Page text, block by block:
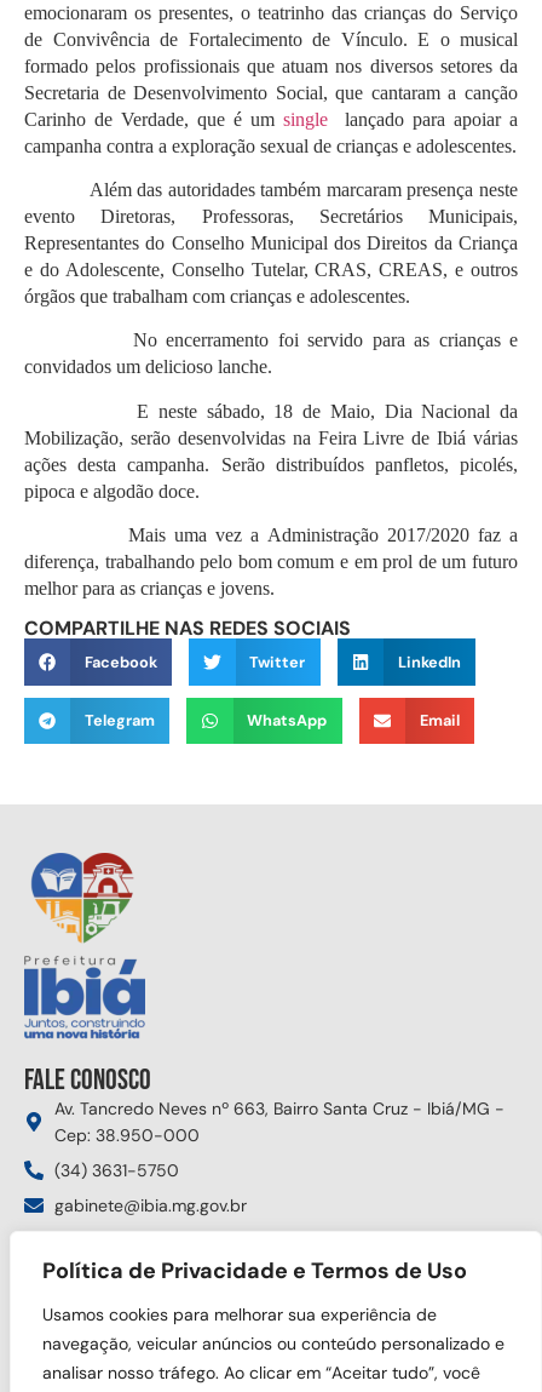
Política de Privacidade e Termos de Uso
Usamos cookies para melhorar sua experiência de
navegação, veicular anúncios ou conteúdo personalizado e
analisar nosso tráfego. Ao clicar em “Aceitar tudo”, você
emocionaram os presentes, o teatrinho das crianças do Serviço
de Convivência de Fortalecimento de Vínculo. E o musical
formado pelos profissionais que atuam nos diversos setores da
Secretaria de Desenvolvimento Social, que cantaram a canção
Carinho de Verdade, que é um single lançado para apoiar a
campanha contra a exploração sexual de crianças e adolescentes.
Além das autoridades também marcaram presença neste
evento Diretoras, Professoras, Secretários Municipais,
Representantes do Conselho Municipal dos Direitos da Criança
e do Adolescente, Conselho Tutelar, CRAS, CREAS, e outros
órgãos que trabalham com crianças e adolescentes.
No encerramento foi servido para as crianças e
convidados um delicioso lanche.
E neste sábado, 18 de Maio, Dia Nacional da
Mobilização, serão desenvolvidas na Feira Livre de Ibiá várias
ações desta campanha. Serão distribuídos panfletos, picolés,
pipoca e algodão doce.
Mais uma vez a Administração 2017/2020 faz a
diferença, trabalhando pelo bom comum e em prol de um futuro
melhor para as crianças e jovens.
COMPARTILHE NAS REDES SOCIAIS
Facebook Twitter LinkedIn
Telegram WhatsApp Email
Fale conosco
Av. Tancredo Neves nº 663, Bairro Santa Cruz - Ibiá/MG -
Cep: 38.950-000
(34) 3631-5750
gabinete@ibia.mg.gov.br